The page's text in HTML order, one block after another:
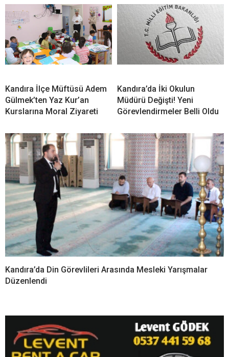
Kandıra İlçe Müftüsü Adem
Gülmek’ten Yaz Kur’an
Kurslarına Moral Ziyareti
Kandıra’da İki Okulun
Müdürü Değişti! Yeni
Görevlendirmeler Belli Oldu
Kandıra’da Din Görevlileri Arasında Mesleki Yarışmalar
Düzenlendi